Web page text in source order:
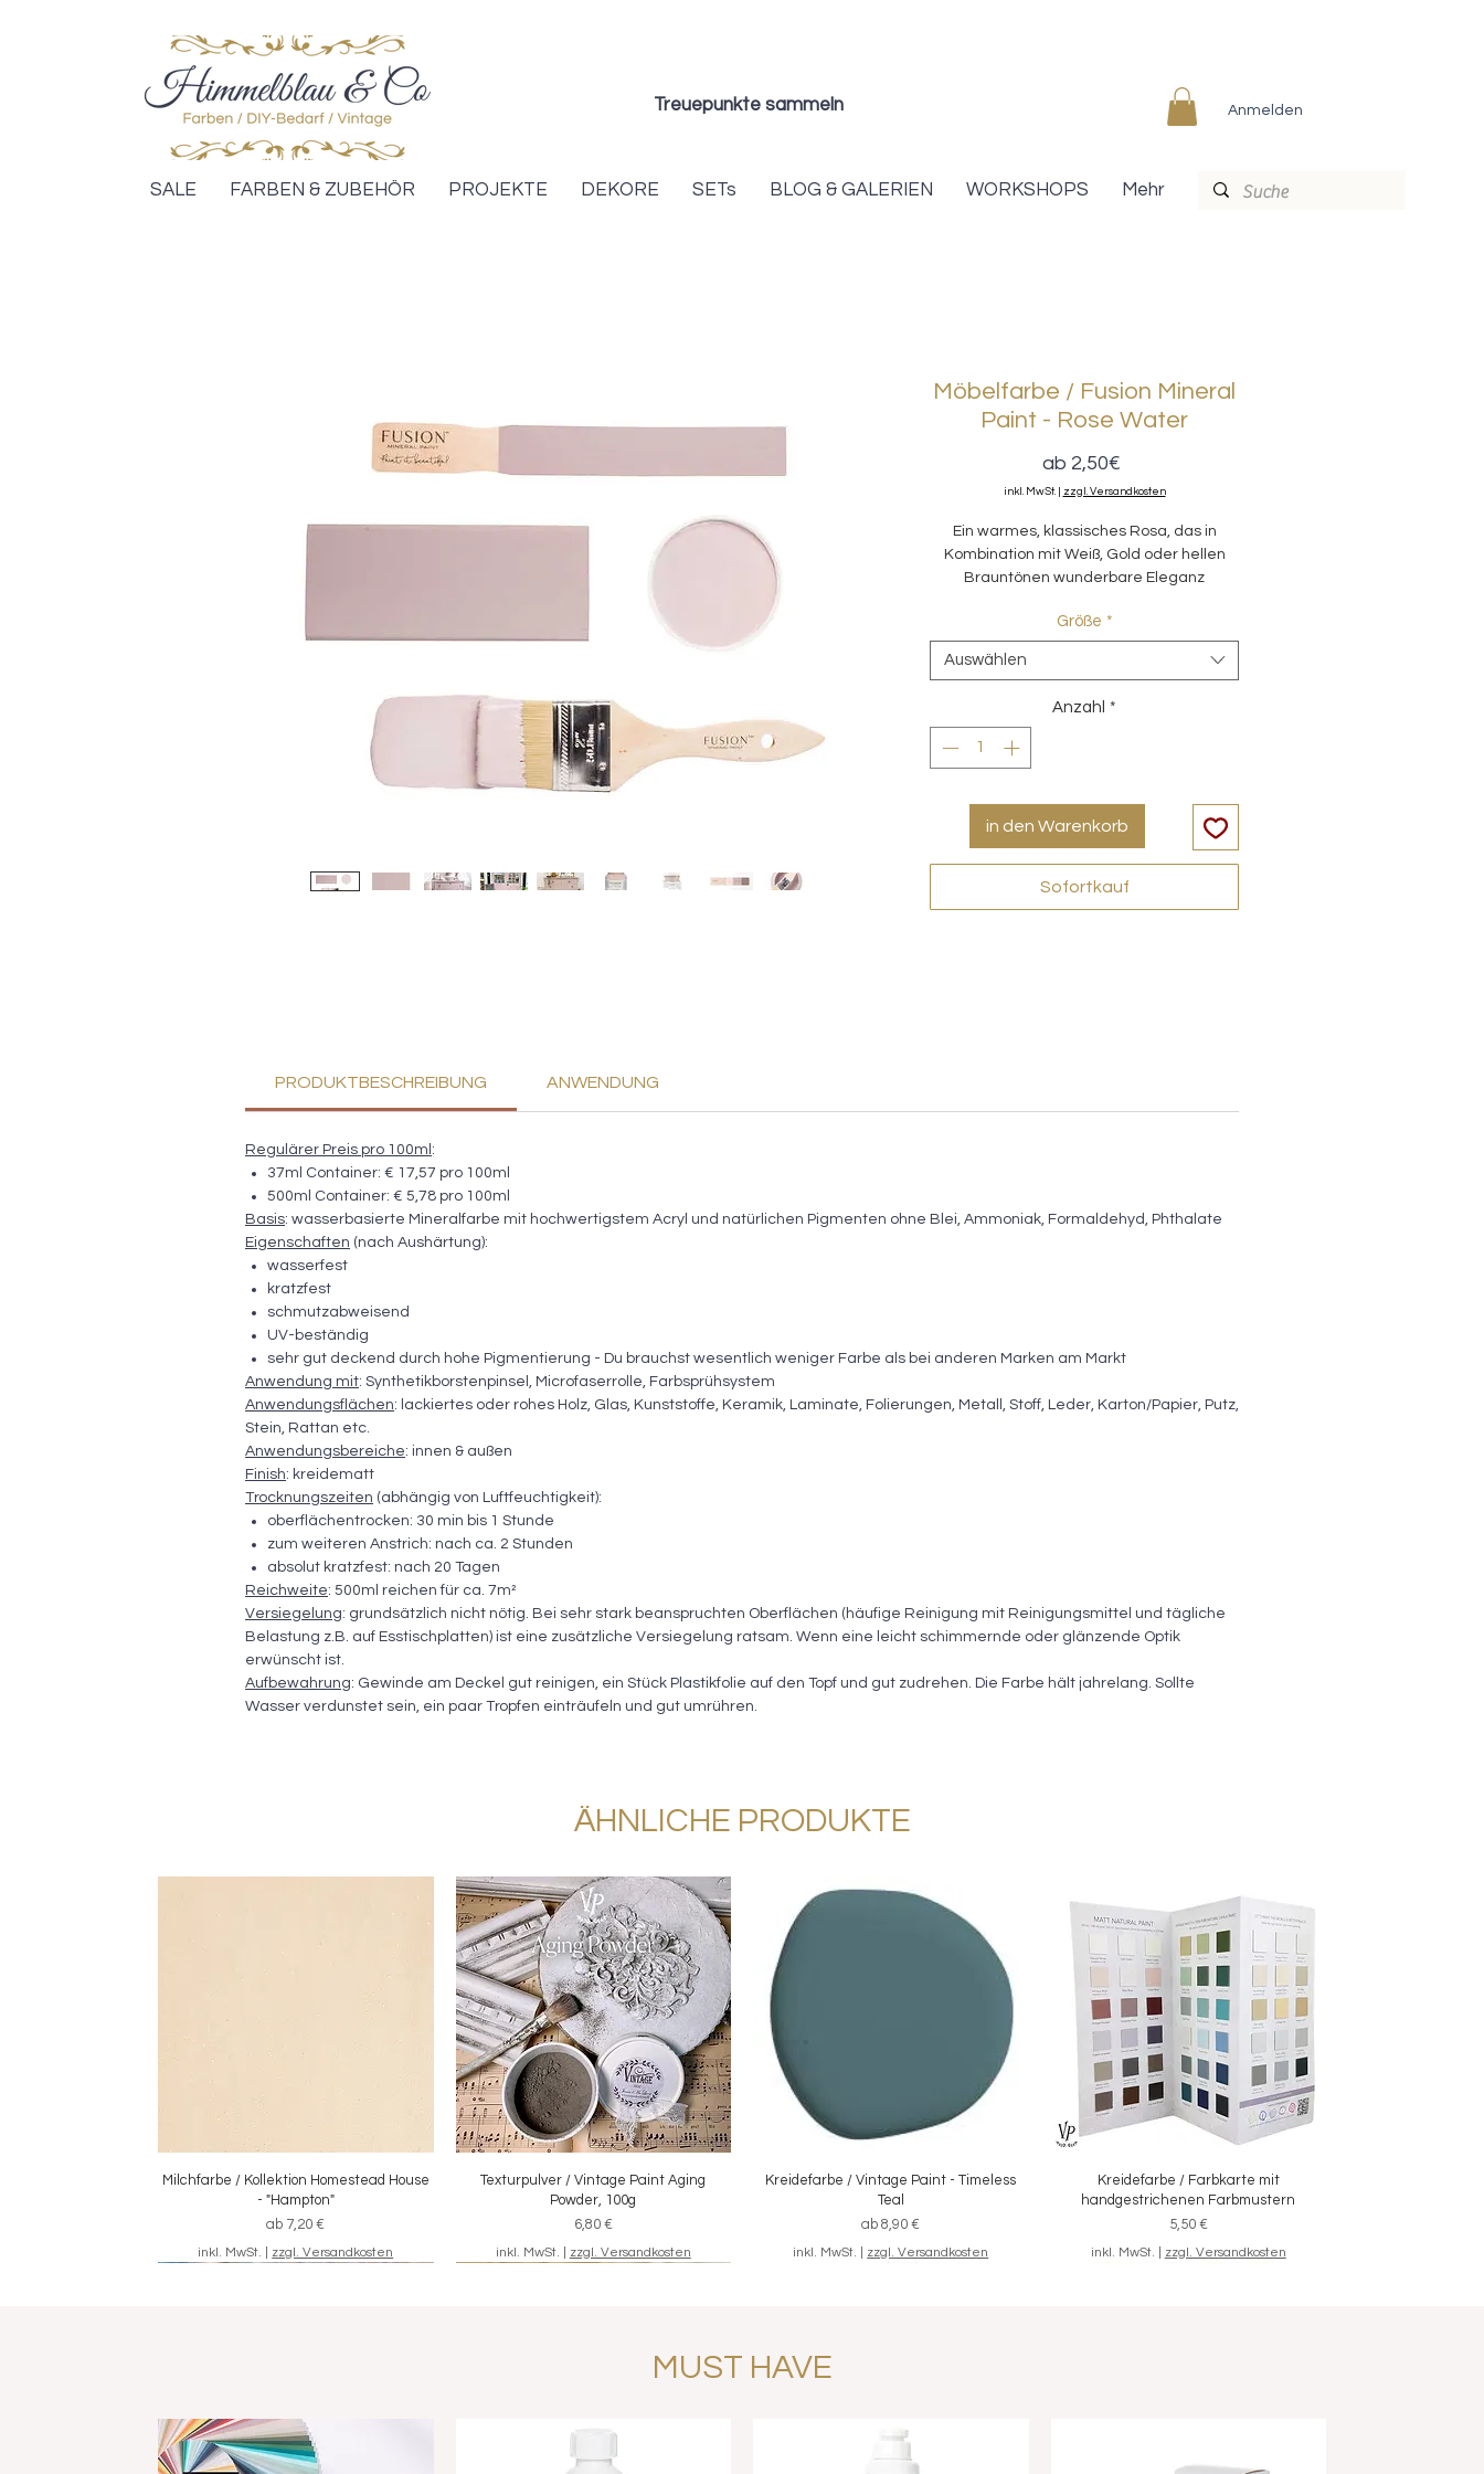
Treuepunkte sammeln Anmelden
SALE FARBEN & ZUBEHÖR PROJEKTE DEKORE SETs BLOG & GALERIEN WORKSHOPS Mehr
Möbelfarbe / Fusion Mineral
Paint - Rose Water
ab 2,50€
Preis
inkl. MwSt. zzgl. Versandkosten
Ein warmes, klassisches Rosa, das in
Kombination mit Weiß, Gold oder hellen
Brauntönen wunderbare Eleganz
Größe *
Auswählen
Anzahl *
in den Warenkorb
Sofortkauf
PRODUKTBESCHREIBUNG ANWENDUNG
Regulärer Preis pro 100ml :
37ml Container: € 17,57 pro 100ml
500ml Container: € 5,78 pro 100ml
Basis: wasserbasierte Mineralfarbe mit hochwertigstem Acryl und natürlichen Pigmenten ohne Blei, Ammoniak, Formaldehyd, Phthalate
Eigenschaften (nach Aushärtung):
wasserfest
kratzfest
schmutzabweisend
UV-beständig
sehr gut deckend durch hohe Pigmentierung - Du brauchst wesentlich weniger Farbe als bei anderen Marken am Markt
Anwendung mit: Synthetikborstenpinsel, Microfaserrolle, Farbsprühsystem
Anwendungsflächen: lackiertes oder rohes Holz, Glas, Kunststoffe, Keramik, Laminate, Folierungen, Metall, Stoff, Leder, Karton/Papier, Putz,
Stein, Rattan etc.
Anwendungsbereiche: innen & außen
Finish: kreidematt
Trocknungszeiten (abhängig von Luftfeuchtigkeit):
oberflächentrocken: 30 min bis 1 Stunde
zum weiteren Anstrich: nach ca. 2 Stunden
absolut kratzfest: nach 20 Tagen
Reichweite: 500ml reichen für ca. 7m²
Versiegelung: grundsätzlich nicht nötig. Bei sehr stark beanspruchten Oberflächen (häufige Reinigung mit Reinigungsmittel und tägliche
Belastung z.B. auf Esstischplatten) ist eine zusätzliche Versiegelung ratsam. Wenn eine leicht schimmernde oder glänzende Optik
erwünscht ist.
Aufbewahrung: Gewinde am Deckel gut reinigen, ein Stück Plastikfolie auf den Topf und gut zudrehen. Die Farbe hält jahrelang. Sollte
Wasser verdunstet sein, ein paar Tropfen einträufeln und gut umrühren.
ÄHNLICHE PRODUKTE
Schnellansicht
Milchfarbe / Kollektion Homestead House
- "Hampton"
ab 7,20 €
Sale-Preis
inkl. MwSt. zzgl. Versandkosten
Schnellansicht
Texturpulver / Vintage Paint Aging
Powder, 100g
Preis
6,80 €
inkl. MwSt. zzgl. Versandkosten
Schnellansicht
Kreidefarbe / Vintage Paint - Timeless
Teal
ab8,90 €
Sale-Preis
inkl. MwSt. zzgl. Versandkosten
Schnellansicht
Kreidefarbe / Farbkarte mit
handgestrichenen Farbmustern
Preis
5,50 €
inkl. MwSt. zzgl. Versandkosten
MUST HAVE